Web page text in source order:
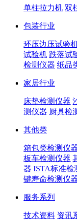
单柱拉力机 双
包装行业
环压边压试验
试验机 跌落试
检测仪器 纸品
家居行业
床垫检测仪器
测仪器 厨具检
其他类
箱包类检测仪
板车检测仪器
器 ISTA标准检
键寿命检测仪
服务系列
技术资料 资讯